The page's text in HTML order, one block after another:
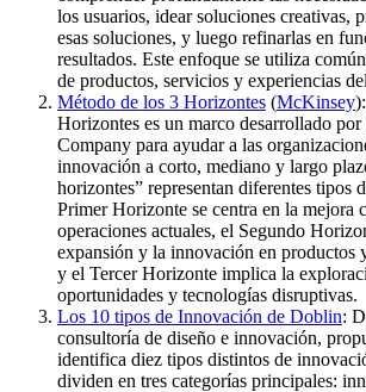
los usuarios, idear soluciones creativas,
esas soluciones, y luego refinarlas en
resultados. Este enfoque se utiliza
de productos, servicios y experiencias
Método de los 3 Horizontes (McKinsey
Horizontes es un marco desarrollado
Company para ayudar a las
innovación a corto, mediano y largo
horizontes” representan diferentes tipos
Primer Horizonte se centra en la mejora
operaciones actuales, el Segundo
expansión y la innovación en productos
y el Tercer Horizonte implica la
oportunidades y tecnologías disruptivas.
Los 10 tipos de Innovación de Doblin:
consultoría de diseño e innovación,
identifica diez tipos distintos de
dividen en tres categorías principales: